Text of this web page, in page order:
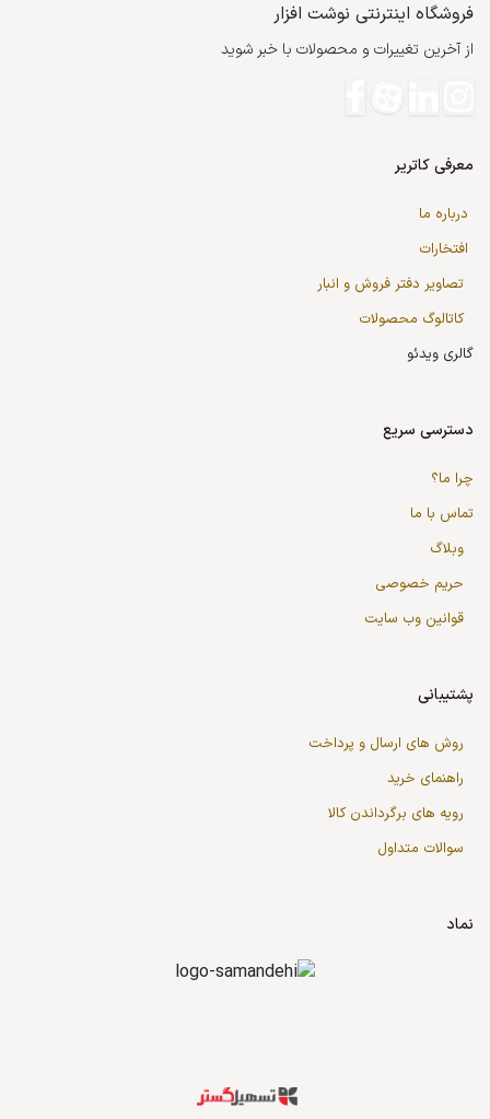
فروشگاه اینترنتی نوشت افزار
از آخرین تغییرات و محصولات با خبر شوید
معرفی کاتریر
درباره ما
افتخارات
تصاویر دفتر فروش و انبار
کاتالوگ محصولات
گالری ویدئو
دسترسی سریع
چرا ما؟
تماس با ما
وبلاگ
حریم خصوصی
قوانین وب سایت
پشتیبانی
روش های ارسال و پرداخت
راهنمای خرید
رویه های برگرداندن کالا
سوالات متداول
نماد